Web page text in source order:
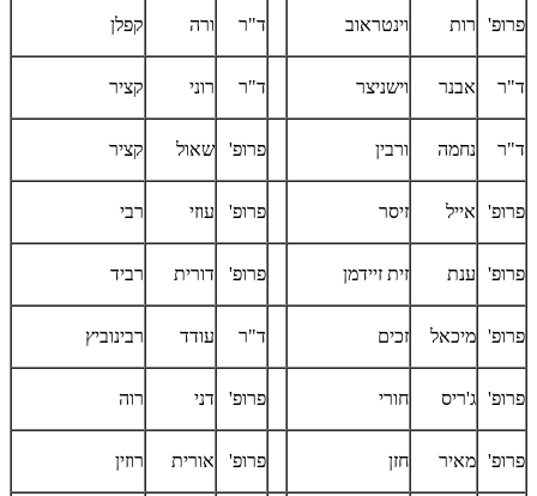
פרופ' רות וינטראוב ד"ר ורה קפלן
ד"ר אבנר וישניצר ד"ר רוני קציר
ד"ר נחמה ורבין פרופ' שאול קציר
פרופ' אייל זיסר פרופ' עוזי רבי
פרופ' ענת זית זיידמן פרופ' דורית רביד
פרופ' מיכאל זכים ד"ר עודד רבינוביץ
פרופ' ג'ריס חורי פרופ' דני רוה
פרופ' מאיר חזן פרופ' אורית רוזין